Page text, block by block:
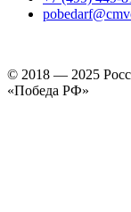
© 2018 — 2025
«Победа РФ»